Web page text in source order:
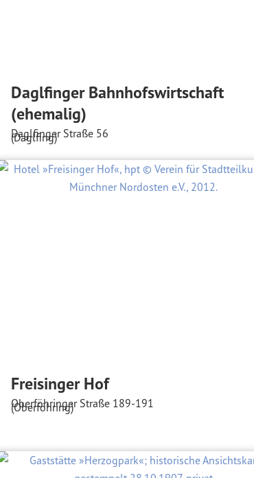
Daglfinger Bahnhofswirtschaft
(ehemalig)
Daglfinger Straße 56
(Daglfing)
Freisinger Hof
Oberföhringer Straße 189-191
(Oberföhring)